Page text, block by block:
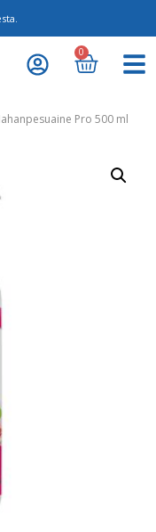
0
Pro 500 ml